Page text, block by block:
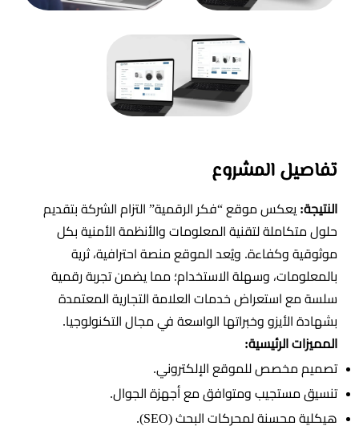
تفاصيل المشروع
النتيجة: يعكس موقع “فكر الرقمية” التزام الشركة بتقديم
حلول متكاملة لتقنية المعلومات والأنظمة الأمنية بكل
موثوقية وكفاءة. ويُعد الموقع منصة احترافية، ثرية
بالمعلومات، وسهلة الاستخدام؛ مما يضمن تجربة رقمية
سلسة مع استعراض خدمات العلامة التجارية المعتمدة
بشهادة الأيزو وخبراتها الواسعة في مجال التكنولوجيا.
المميزات الرئيسية:
تصميم مخصص للموقع الإلكتروني.
تنسيق مستجيب ومتوافق مع أجهزة الجوال.
هيكلية محسنة لمحركات البحث (SEO).